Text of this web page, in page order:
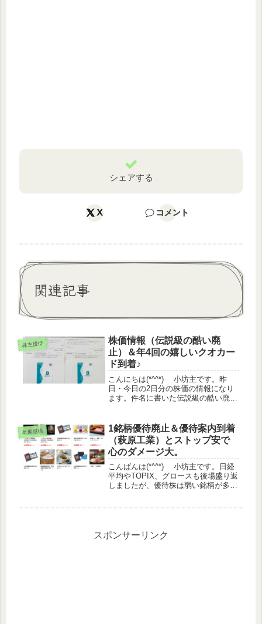
シェアする
X コメント
関連記事
株主優待
株価情報（伝説級の酷い廃
止）＆年4回の嬉しいクオカー
ド到着♪
こんにちは(*^^*) 小坊主です。昨
日・今日の2日分の株価の情報になり
ます。件名に書いた伝説級の酷い廃止
表、しかもまだ1回も実施していな
い。さらに優待をもらうに...
早期退職
1銘柄優待廃止＆優待案内到着
（萩原工業）とストップ安で
心のダメージ大。
こんばんは(*^^*) 小坊主です。日経
平均やTOPIX、グロースも後場盛り返
しましたが、優待株は弱い銘柄が多か
スポンサーリンク